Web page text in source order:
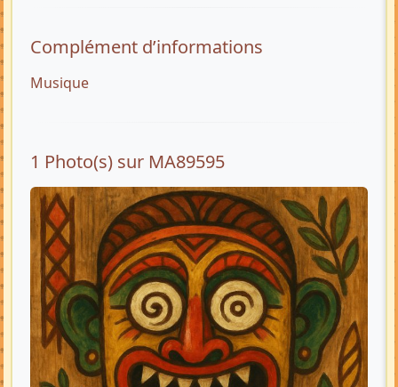
Complément d’informations
Musique
1 Photo(s) sur MA89595